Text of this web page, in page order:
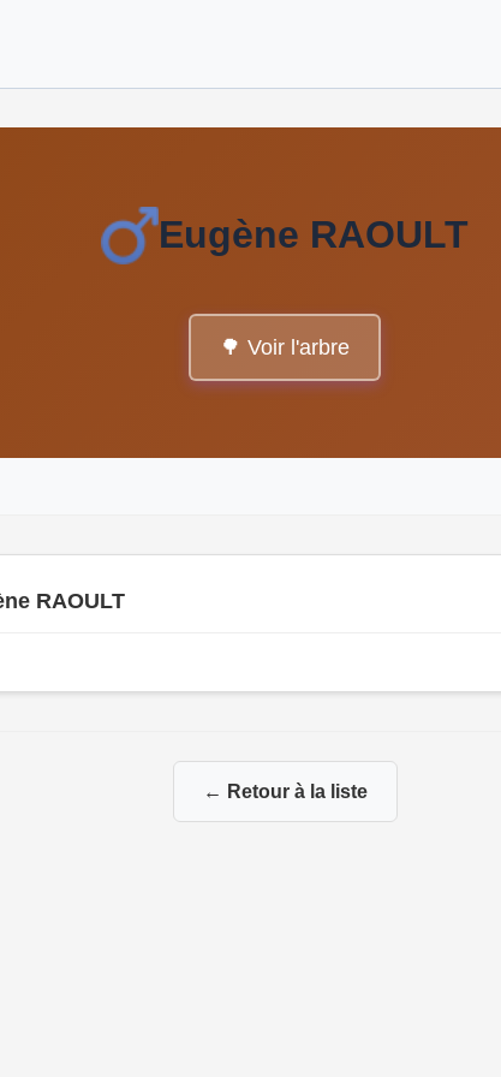
Eugène RAOULT
🌳 Voir l'arbre
RAOULT
← Retour à la liste